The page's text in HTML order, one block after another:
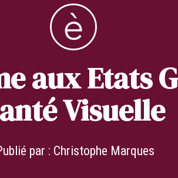
aux Etats
Visuelle
par : Christophe Marques